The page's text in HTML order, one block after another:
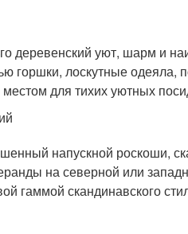
деревенский уют, шарм и
горшки, лоскутные одеяла,
для тихих уютных
напускной роскоши,
на северной или
гаммой скандинавского